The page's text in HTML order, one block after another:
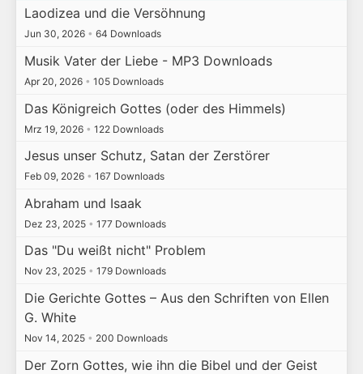
Laodizea und die Versöhnung
Jun 30, 2026 • 64 Downloads
Musik Vater der Liebe - MP3 Downloads
Apr 20, 2026 • 105 Downloads
Das Königreich Gottes (oder des Himmels)
Mrz 19, 2026 • 122 Downloads
Jesus unser Schutz, Satan der Zerstörer
Feb 09, 2026 • 167 Downloads
Abraham und Isaak
Dez 23, 2025 • 177 Downloads
Das "Du weißt nicht" Problem
Nov 23, 2025 • 179 Downloads
Die Gerichte Gottes – Aus den Schriften von Ellen
G. White
Nov 14, 2025 • 200 Downloads
Der Zorn Gottes, wie ihn die Bibel und der Geist